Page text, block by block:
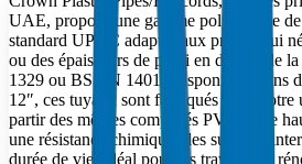
UAE, propose une gamme polyvalente
standard UPVC adaptés aux projets qui
ou des épaisseurs de paroi en dehors de
1329 ou BS EN 1401. Disponibles dans
12″, ces tuyaux sont fabriqués dans
partir des mêmes composés PVC-U de
une résistance chimique, des surfaces
durée de vie. Idéal pour les travaux de